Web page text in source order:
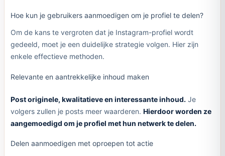
Hoe kun je gebruikers aanmoedigen om je profiel te delen?
Om de kans te vergroten dat je Instagram-profiel wordt
gedeeld, moet je een duidelijke strategie volgen. Hier zijn
enkele effectieve methoden.
Relevante en aantrekkelijke inhoud maken
Post originele, kwalitatieve en interessante inhoud. Je
volgers zullen je posts meer waarderen. Hierdoor worden ze
aangemoedigd om je profiel met hun netwerk te delen.
Delen aanmoedigen met oproepen tot actie